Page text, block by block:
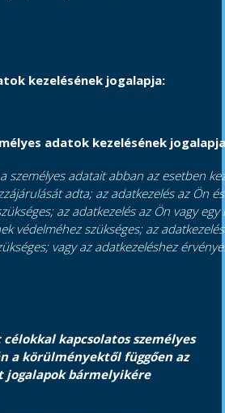
kezelésének jogalapja:
adatok kezelésének
személyes adatait abban az esetben
adta; az adatkezelés az Ön
az adatkezelés az Ön vagy egy
védelméhez szükséges; az
vagy az adatkezeléshez
kapcsolatos személyes
a körülményektől függően az
bármelyikére